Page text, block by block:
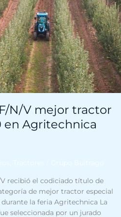
N/V mejor tractor
en Agritechnica
Tractores Grupo Buitrago
V recibió el codiciado título de
de mejor tractor especial
la feria Agritechnica La
seleccionada por un jurado